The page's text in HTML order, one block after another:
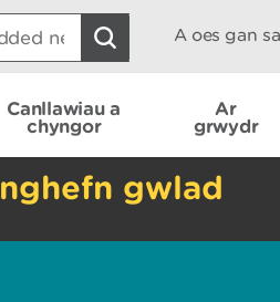
A oes gan
Canllawiau a
chyngor
Ar
grwydr
gwlad